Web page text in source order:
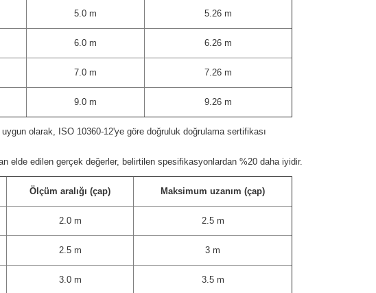
5.0 m 5.26 m
6.0 m 6.26 m
7.0 m 7.26 m
9.0 m 9.26 m
uygun olarak, ISO 10360-12'ye göre doğruluk doğrulama sertifikası
elde edilen gerçek değerler, belirtilen spesifikasyonlardan %20 daha iyidir.
Ölçüm aralığı (çap) Maksimum uzanım (çap)
2.0 m 2.5 m
2.5 m 3 m
3.0 m 3.5 m